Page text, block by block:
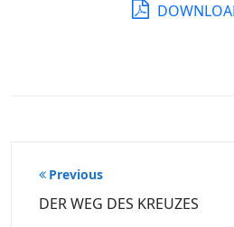
Beitragsnavigation
Previous
DER WEG DES KREUZES